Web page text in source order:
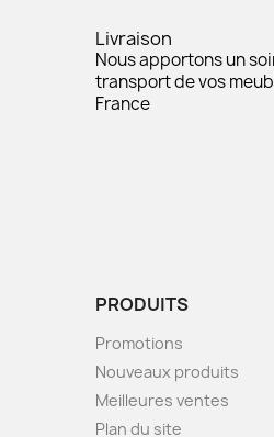
Livraison
Nous apportons un
transport de vos
France
PRODUITS
Promotions
Nouveaux produits
Meilleures ventes
Plan du site